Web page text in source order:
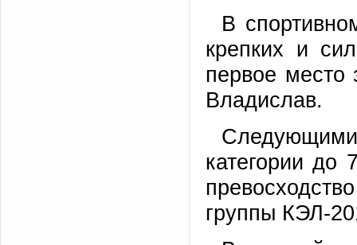
В
крепких и
первое место
Владислав.
Следующими
категории до
группы КЭЛ-